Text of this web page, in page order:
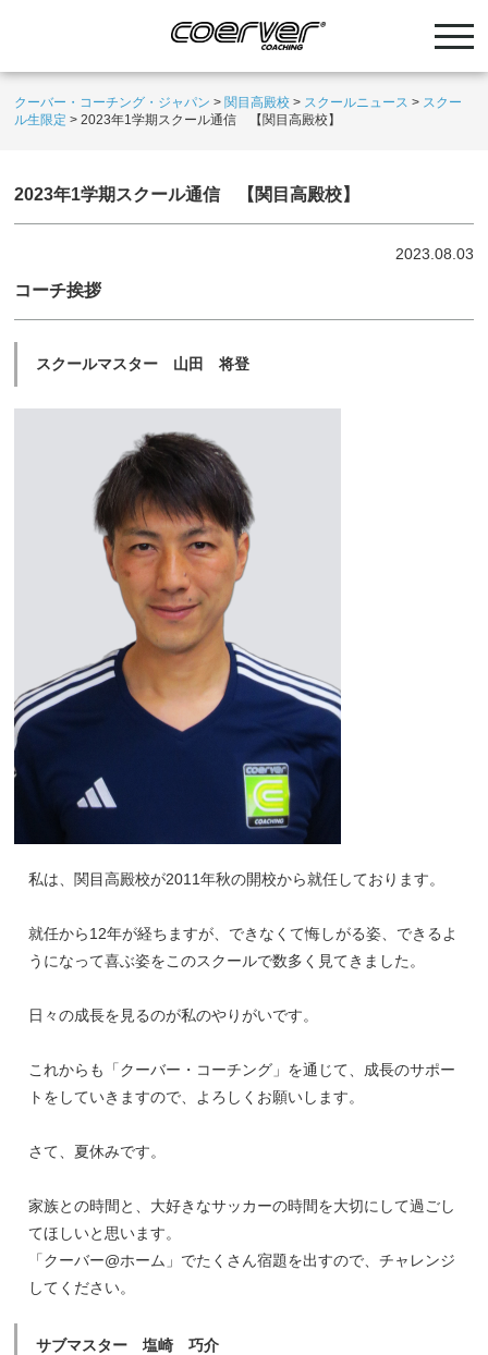
クーバー・コーチング・ジャパン > 関目高殿校 > スクールニュース > スクー
ル生限定 >2023年1学期スクール通信 【関目高殿校】
2023年1学期スクール通信 【関目高殿校】
2023.08.03
コーチ挨拶
スクールマスター 山田 将登
私は、関目高殿校が2011年秋の開校から就任しております。
就任から12年が経ちますが、できなくて悔しがる姿、できるよ
うになって喜ぶ姿をこのスクールで数多く見てきました。
日々の成長を見るのが私のやりがいです。
これからも「クーバー・コーチング」を通じて、成長のサポー
トをしていきますので、よろしくお願いします。
さて、夏休みです。
家族との時間と、大好きなサッカーの時間を大切にして過ごし
てほしいと思います。
「クーバー@ホーム」でたくさん宿題を出すので、チャレンジ
してください。
サブマスター 塩崎 巧介